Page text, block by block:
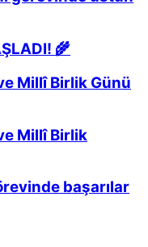
🌾
Millî Birlik Günü
Millî Birlik
başarılar